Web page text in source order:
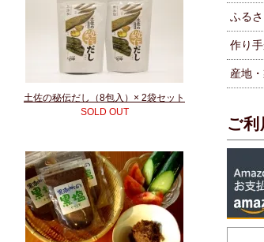
土佐の秘伝だし（8包入）× 2袋セット
SOLD OUT
ふる
作り
産地
ご